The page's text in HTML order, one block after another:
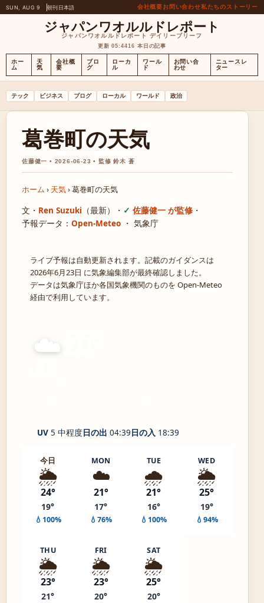
SUN, AUG 9 朝刊日本語 会社概要お問い合わせ私たちのストーリー
ジャパンワオルルドレポート
ジャパンワオルルドレポート デイリーブリーフ
更新 05:4416 本日の記事
ホー
ム
天
気
会社概
要
ブロ
グ
ローカ
ル
ワール
ド
お問い合
わせ
ニュースレ
ター
テック ビジネス ブログ ローカル ワールド 政治
葛巻町の天気
佐藤健一 • 2026-06-23 • 監修 鈴木 蒼
ホーム › 天気›葛巻町の天気
文・ Ren Suzuki （最新） ・ 佐藤健一 が監修 ・
予報データ： Open-Meteo ・ 気象庁
ライブ予報は自動更新されます。記載のガイダンスは
2026年6月23日 に気象編集部が最終確認しました。
データは気象庁ほか各国気象機関のものを Open-Meteo
経由で利用しています。
☁️
UV 5 中程度日の出 04:39日の入 18:39
今日
🌦️
24°
19°
💧100%
MON
☁️
21°
17°
💧76%
TUE
🌧️
21°
16°
💧100%
WED
🌦️
25°
19°
💧94%
THU
🌦️
23°
21°
FRI
🌦️
23°
20°
SAT
🌦️
25°
20°